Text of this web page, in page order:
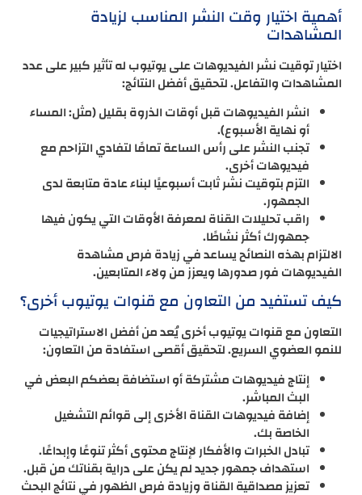
أهمية اختيار وقت النشر المناسب لزيادة
المشاهدات
اختيار توقيت نشر الفيديوهات على يوتيوب له تأثير كبير على عدد
المشاهدات والتفاعل. لتحقيق أفضل النتائج:
انشر الفيديوهات قبل أوقات الذروة بقليل (مثل: المساء
أو نهاية الأسبوع).
تجنب النشر على رأس الساعة تمامًا لتفادي التزاحم مع
فيديوهات أخرى.
التزم بتوقيت نشر ثابت أسبوعيًا لبناء عادة متابعة لدى
الجمهور.
راقب تحليلات القناة لمعرفة الأوقات التي يكون فيها
جمهورك أكثر نشاطًا.
الالتزام بهذه النصائح يساعد في زيادة فرص مشاهدة
الفيديوهات فور صدورها ويعزز من ولاء المتابعين.
كيف تستفيد من التعاون مع قنوات يوتيوب أخرى؟
التعاون مع قنوات يوتيوب أخرى يُعد من أفضل الاستراتيجيات
للنمو العضوي السريع. لتحقيق أقصى استفادة من التعاون:
إنتاج فيديوهات مشتركة أو استضافة بعضكم البعض في
البث المباشر.
إضافة فيديوهات القناة الأخرى إلى قوائم التشغيل
الخاصة بك.
تبادل الخبرات والأفكار لإنتاج محتوى أكثر تنوعًا وإبداعًا.
استهداف جمهور جديد لم يكن على دراية بقناتك من قبل.
تعزيز مصداقية القناة وزيادة فرص الظهور في نتائج البحث